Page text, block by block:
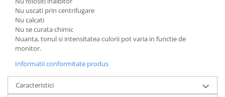
Nu uscati prin centrifugare
Nu calcati
Nu se curata chimic
Nuanta, tonul si intensitatea culorii pot varia in functie de
monitor.
Informatii conformitate produs
Caracteristici